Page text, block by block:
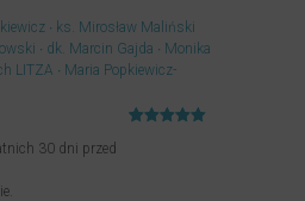
ks. Mirosław Maliński
dk. Marcin Gajda
Monika
LITZA
Maria Popkiewicz-
30 dni przed